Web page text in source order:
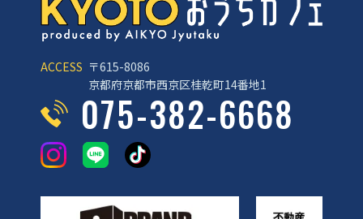
ACCESS 〒615-8086
京都府京都市西京区桂乾町14番地1
075-382-6668